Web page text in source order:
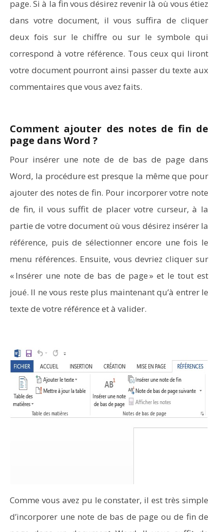
page. Si à la fin vous désirez revenir là où vous étiez
dans votre document, il vous suffira de cliquer
deux fois sur le chiffre ou sur le symbole qui
correspond à votre référence. Tous ceux qui liront
votre document pourront ainsi passer du texte aux
commentaires que vous avez faits.
Comment ajouter des notes de fin de
page dans Word ?
Pour insérer une note de de bas de page dans
Word, la procédure est presque la même que pour
ajouter des notes de fin. Pour incorporer votre note
de fin, il vous suffit de placer votre curseur, à la
partie de votre document où vous désirez insérer la
référence, puis de sélectionner encore une fois le
menu références. Ensuite, vous devriez cliquer sur
« Insérer une note de bas de page » et le tout est
joué. Il ne vous reste plus maintenant qu’à entrer le
texte de votre référence et à valider.
Comme vous avez pu le constater, il est très simple
d’incorporer une note de bas de page ou de fin de